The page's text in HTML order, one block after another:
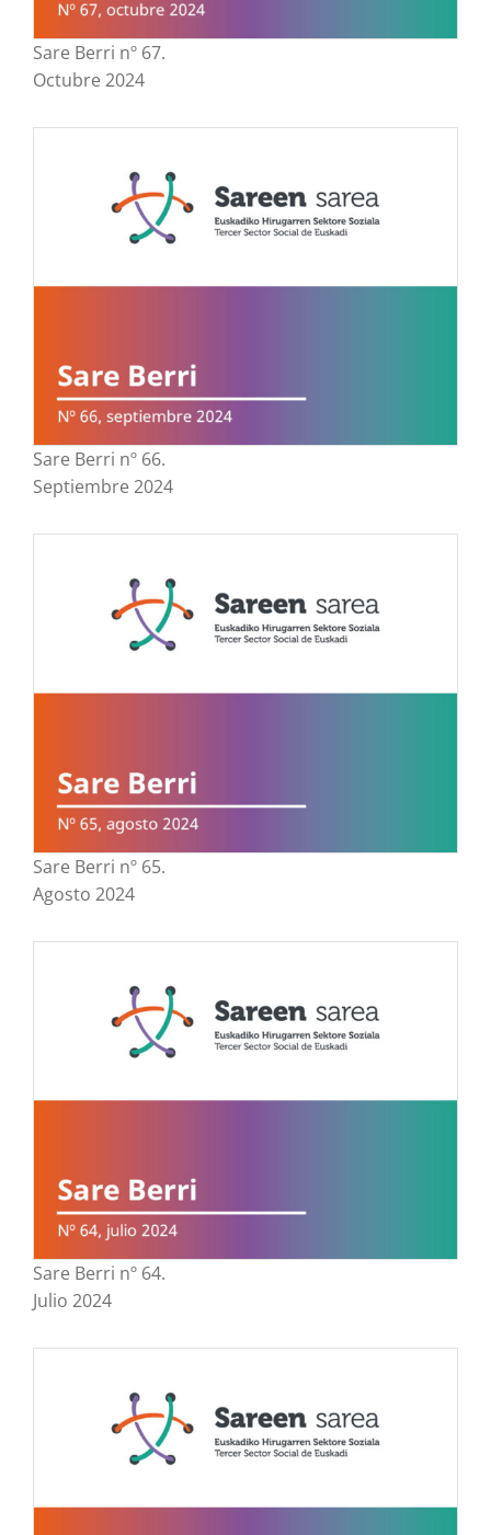
Sare Berri nº 67.
Octubre 2024
Sare Berri nº 66.
Septiembre 2024
Sare Berri nº 65.
Agosto 2024
Sare Berri nº 64.
Julio 2024